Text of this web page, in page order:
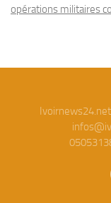
opérations militaires